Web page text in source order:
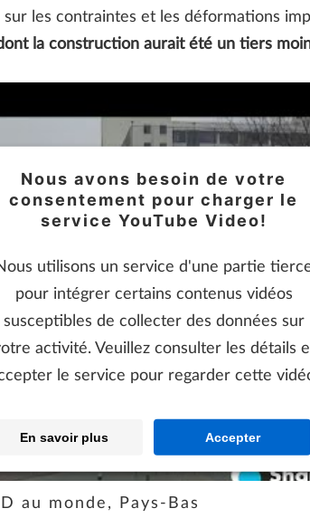
les contraintes et les déformations
la construction aurait été un tiers
Nous avons besoin de votre
consentement pour charger le
service YouTube Video!
utilisons un service d'une partie
pour intégrer certains contenus vidéos
susceptibles de collecter des données sur
activité. Veuillez consulter les détails
le service pour regarder cette
En savoir plus Accepter
au monde, Pays-Bas